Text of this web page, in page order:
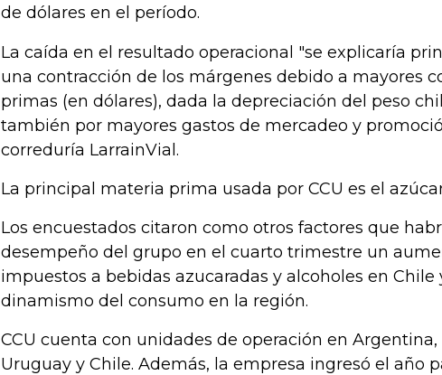
de dólares en el período.
La caída en el resultado operacional "se explicaría
una contracción de los márgenes debido a mayores
primas (en dólares), dada la depreciación del peso
también por mayores gastos de mercadeo y
correduría LarrainVial.
La principal materia prima usada por CCU es el
Los encuestados citaron como otros factores que
desempeño del grupo en el cuarto trimestre un
impuestos a bebidas azucaradas y alcoholes en
dinamismo del consumo en la región.
CCU cuenta con unidades de operación en Argentina,
Uruguay y Chile. Además, la empresa ingresó el año